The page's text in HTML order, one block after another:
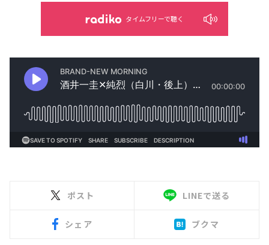
タイムフリーで聴く
ポスト LINEで送る
シェア ブクマ